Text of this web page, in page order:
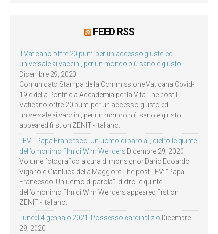
FEED RSS
Il Vaticano offre 20 punti per un accesso giusto ed
universale ai vaccini, per un mondo più sano e giusto
Dicembre 29, 2020
Comunicato Stampa della Commissione Vaticana Covid-
19 e della Pontificia Accademia per la Vita The post Il
Vaticano offre 20 punti per un accesso giusto ed
universale ai vaccini, per un mondo più sano e giusto
appeared first on ZENIT - Italiano.
LEV: “Papa Francesco. Un uomo di parola”, dietro le quinte
dell’omonimo film di Wim Wenders Dicembre 29, 2020
Volume fotografico a cura di monsignor Dario Edoardo
Viganò e Gianluca della Maggiore The post LEV: “Papa
Francesco. Un uomo di parola”, dietro le quinte
dell’omonimo film di Wim Wenders appeared first on
ZENIT - Italiano.
Lunedì 4 gennaio 2021: Possesso cardinalizio Dicembre
29, 2020